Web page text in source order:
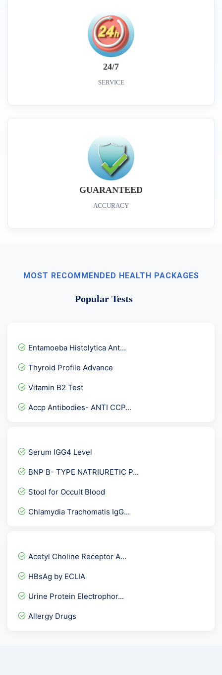
24/7
SERVICE
GUARANTEED
ACCURACY
MOST RECOMMENDED HEALTH PACKAGES
Popular Tests
Entamoeba Histolytica Ant...
Thyroid Profile Advance
Vitamin B2 Test
Accp Antibodies- ANTI CCP...
Calcium Ionized
CA-Lung Cancer Marker ( S...
Serum IGG4 Level
BNP B- TYPE NATRIURETIC P...
Stool for Occult Blood
Chlamydia Trachomatis IgG...
Sputum Genexpert- CB NAAT
C ANCA -PR3 - Serin Prote...
Acetyl Choline Receptor A...
HBsAg by ECLIA
Urine Protein Electrophor...
Allergy Drugs